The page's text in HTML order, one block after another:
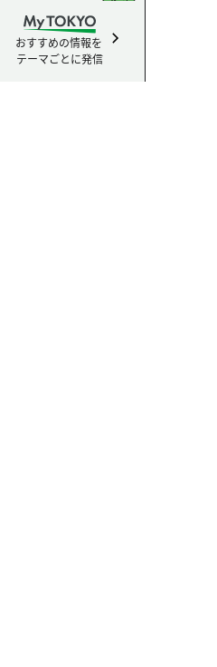
おすすめの情報を
テーマごとに発信